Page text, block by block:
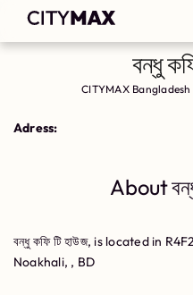
বন্ধু
CITYMAX Bangladesh
Adress:
About
বন্ধু কফি টি হাউজ, is located in
Noakhali, , BD